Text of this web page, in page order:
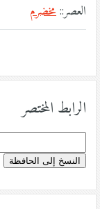
العصر::مخضرم
الرابط المختصر
النسخ إلى الحافظة